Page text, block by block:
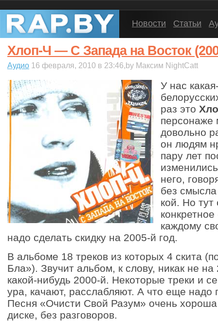
Новости Статьи
Хлоп-Ч — С Запада на Восток
Аудио 16 февраля, 2010 в 23:46,by Максим NightCatt
У нас
раз это
персонаже
довольно
он людям
пару лет
него,
без
кой. Но тут
каждому
надо сделать скидку на 2005-й год.
В альбоме 18 треков из которых 4 скита
Бла»). Звучит альбом, к слову, никак не
какой-нибудь 2000-й. Некоторые треки и
ура, качают, расслабляют. А что еще надо
Песня «Очисти Свой Разум» очень
диске, без разговоров.